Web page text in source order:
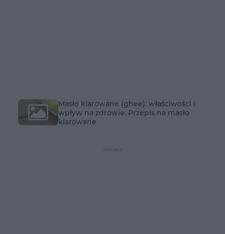
Masło klarowane (ghee): właściwości i
wpływ na zdrowie. Przepis na masło
klarowane